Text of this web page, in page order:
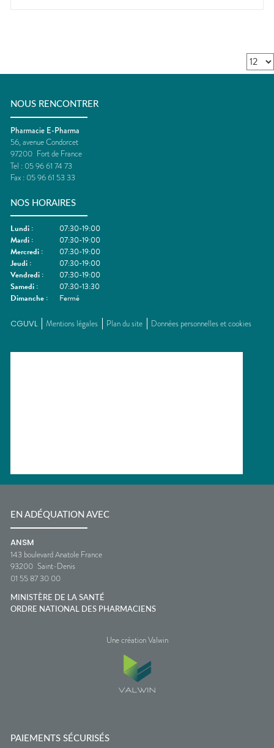
NOUS RENCONTRER
Pharmacie E-Pharma
56, avenue Condorcet
97200 Fort de France
Tel : 05 96 61 74 73
Fax : 05 96 61 53 33
NOS HORAIRES
Lundi :
07:30-19:00
Mardi :
07:30-19:00
Mercredi :
07:30-19:00
Jeudi :
07:30-19:00
Vendredi :
07:30-19:00
Samedi :
07:30-13:30
Dimanche : Fermé
CGUVL Mentions légales Plan du site Données personnelles et cookies
EN ADÉQUATION AVEC
ANSM
143 boulevard Anatole France
93200 Saint-Denis
01 55 87 30 00
MINISTÈRE DE LA SANTÉ
ORDRE NATIONAL DES PHARMACIENS
Une création Valwin
PAIEMENTS SÉCURISÉS